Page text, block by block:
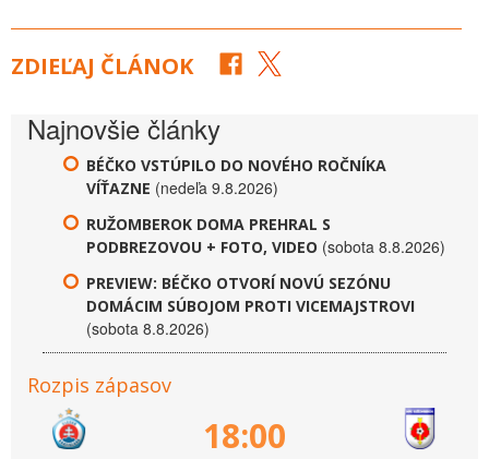
ZDIEĽAJ ČLÁNOK
Najnovšie články
BÉČKO VSTÚPILO DO NOVÉHO ROČNÍKA
VÍŤAZNE (nedeľa 9.8.2026)
RUŽOMBEROK DOMA PREHRAL S
PODBREZOVOU + FOTO, VIDEO (sobota 8.8.2026)
PREVIEW: BÉČKO OTVORÍ NOVÚ SEZÓNU
DOMÁCIM SÚBOJOM PROTI VICEMAJSTROVI
(sobota 8.8.2026)
Rozpis zápasov
18:00